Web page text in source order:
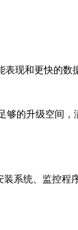
现和更快的数
的升级空间
系统、监控